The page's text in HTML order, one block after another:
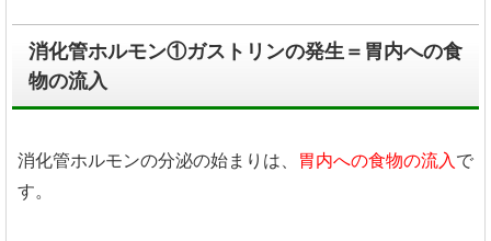
消化管ホルモン①ガストリンの発生＝胃内への食
物の流入
消化管ホルモンの分泌の始まりは、 胃内への食物の流入で
す。